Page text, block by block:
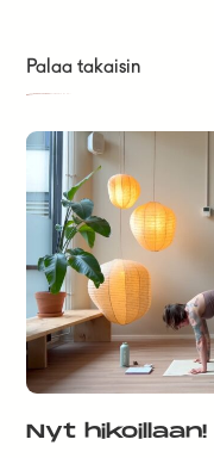
Palaa takaisin
Nyt hikoillaan!